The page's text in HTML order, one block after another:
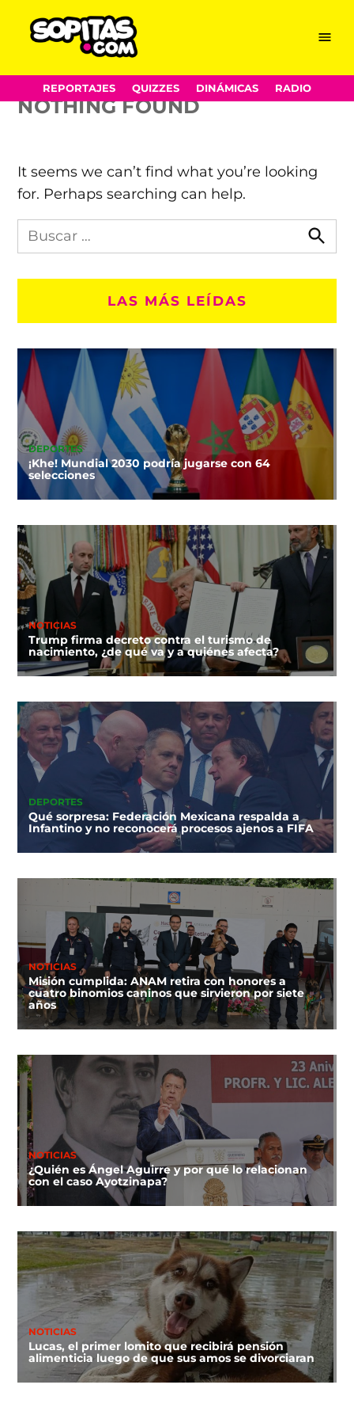
content
Menu
REPORTAJES QUIZZES DINÁMICAS RADIO
Moneyball
NOTHING FOUND
It seems we can’t find what you’re looking
for. Perhaps searching can help.
Busca
en
LAS MÁS LEÍDAS
DEPORTES
¡Khe! Mundial 2030 podría jugarse con 64
selecciones
NOTICIAS
Trump firma decreto contra el turismo de
nacimiento, ¿de qué va y a quiénes afecta?
DEPORTES
Qué sorpresa: Federación Mexicana respalda a
Infantino y no reconocerá procesos ajenos a FIFA
NOTICIAS
Misión cumplida: ANAM retira con honores a
cuatro binomios caninos que sirvieron por siete
años
NOTICIAS
¿Quién es Ángel Aguirre y por qué lo relacionan
con el caso Ayotzinapa?
NOTICIAS
Lucas, el primer lomito que recibirá pensión
alimenticia luego de que sus amos se divorciaran